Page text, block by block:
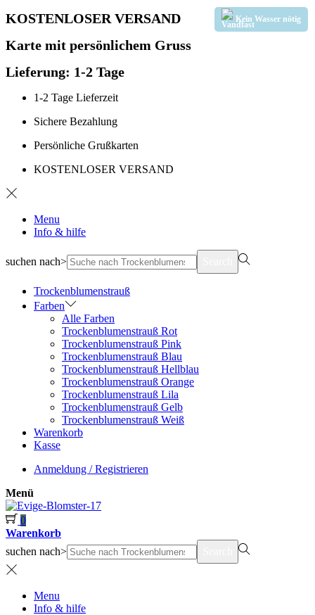
KOSTENLOSER VERSAND
Karte mit persönlichem Gruss
Lieferung: 1-2 Tage
1-2 Tage Lieferzeit
Sichere Bezahlung
Persönliche Grußkarten
KOSTENLOSER VERSAND
Menu
Info & hilfe
suchen nach>
Trockenblumenstrauß
Farben
Alle Farben
Trockenblumenstrauß Rot
Trockenblumenstrauß Pink
Trockenblumenstrauß Blau
Trockenblumenstrauß Hellblau
Trockenblumenstrauß Orange
Trockenblumenstrauß Lila
Trockenblumenstrauß Gelb
Trockenblumenstrauß Weiß
Warenkorb
Kasse
Anmeldung / Registrieren
Menü
0
Warenkorb
suchen nach>
Menu
Info & hilfe
Kein Wasser nötig